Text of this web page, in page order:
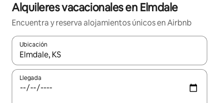
Alquileres vacacionales en Elmdale
Encuentra y reserva alojamientos únicos en Airbnb
Ubicación
Cuando los resultados estén disponibles, navega con las
Llegada